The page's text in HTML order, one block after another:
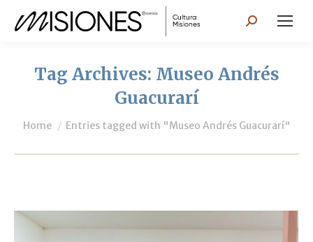
Search:
Tag Archives: Museo Andrés
Guacurarí
You are here:
Home Entries tagged with "Museo Andrés Guacurarí"